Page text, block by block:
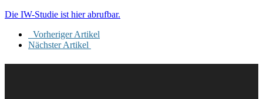
Die IW-Studie ist hier abrufbar.
Vorheriger Artikel
Nächster Artikel